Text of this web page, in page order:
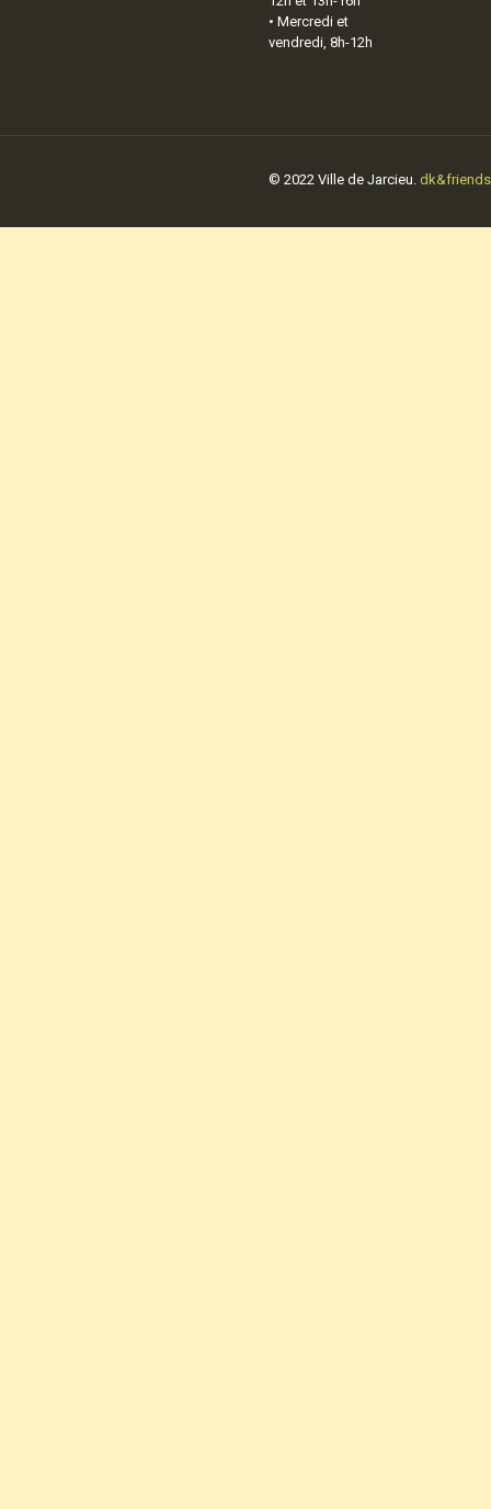
• Mercredi et
vendredi, 8h-12h
© 2022 Ville de Jarcieu. dk&friends